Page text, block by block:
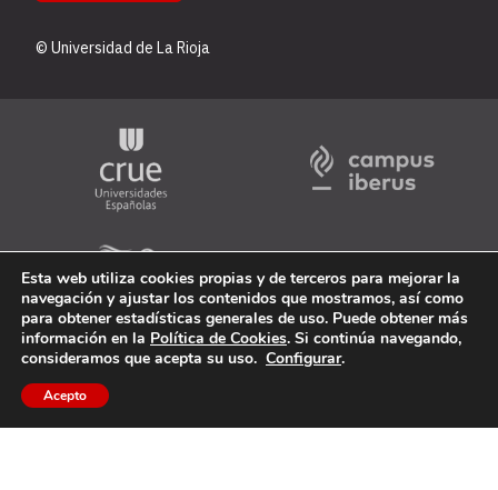
© Universidad de La Rioja
Esta web utiliza cookies propias y de terceros para mejorar la
navegación y ajustar los contenidos que mostramos, así como
para obtener estadísticas generales de uso. Puede obtener más
información en la Política de Cookies. Si continúa navegando,
consideramos que acepta su uso. Configurar.
Acepto